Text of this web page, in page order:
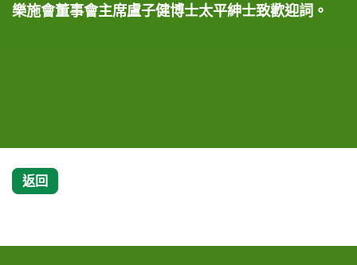
樂施會董事會主席盧子健博士太平紳士致歡迎詞。
香港梅州聯會會長余鵬春先生太平紳士呼籲市民支持
樂施大使趙雅芝小姐即場分享配搭服飾的心得，並推
(左至右) 樂施會董事會成員何信先生、香港梅州聯會
很多市民踴躍支持樂施商店舉行之「名牌義賣周」籌
樂施大使趙雅芝小姐捐出Chanel黑色晚裝鞋(折實
返回